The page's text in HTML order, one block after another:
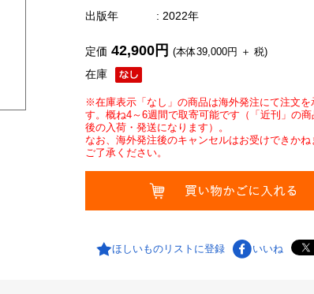
出版年 : 2022年
在庫
定価 42,900円 (本体39,000円 ＋ 税)
※在庫表示「なし」の商品は海外発注にて注文を
す。概ね4～6週間で取寄可能です（「近刊」の
後の入荷・発送になります）。
なお、海外発注後のキャンセルはお受けできかね
ご了承ください。
ほしいものリストに登録 いいね